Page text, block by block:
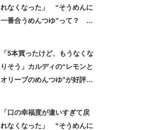
れなくなった」 “そうめんに
一番合うめんつゆ”って？ ラ
「5本買ったけど、もうなくな
りそう」カルディの“レモンと
オリーブのめんつゆ”が好評
「口の幸福度が違いすぎて戻
れなくなった」 “そうめんに